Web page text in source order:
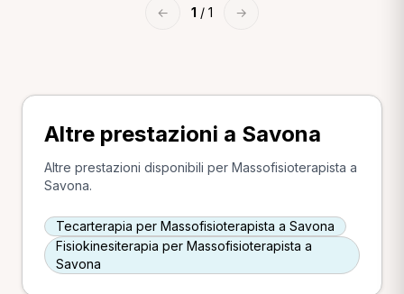
← 1 / 1 →
Altre prestazioni a Savona
Altre prestazioni disponibili per Massofisioterapista a
Savona.
Tecarterapia per Massofisioterapista a Savona
Fisiokinesiterapia per Massofisioterapista a
Savona